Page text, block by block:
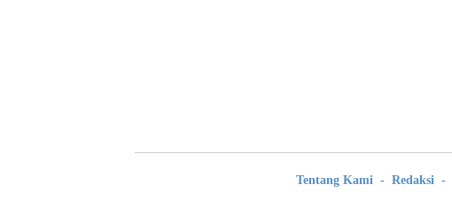
Tentang Kami Redaksi